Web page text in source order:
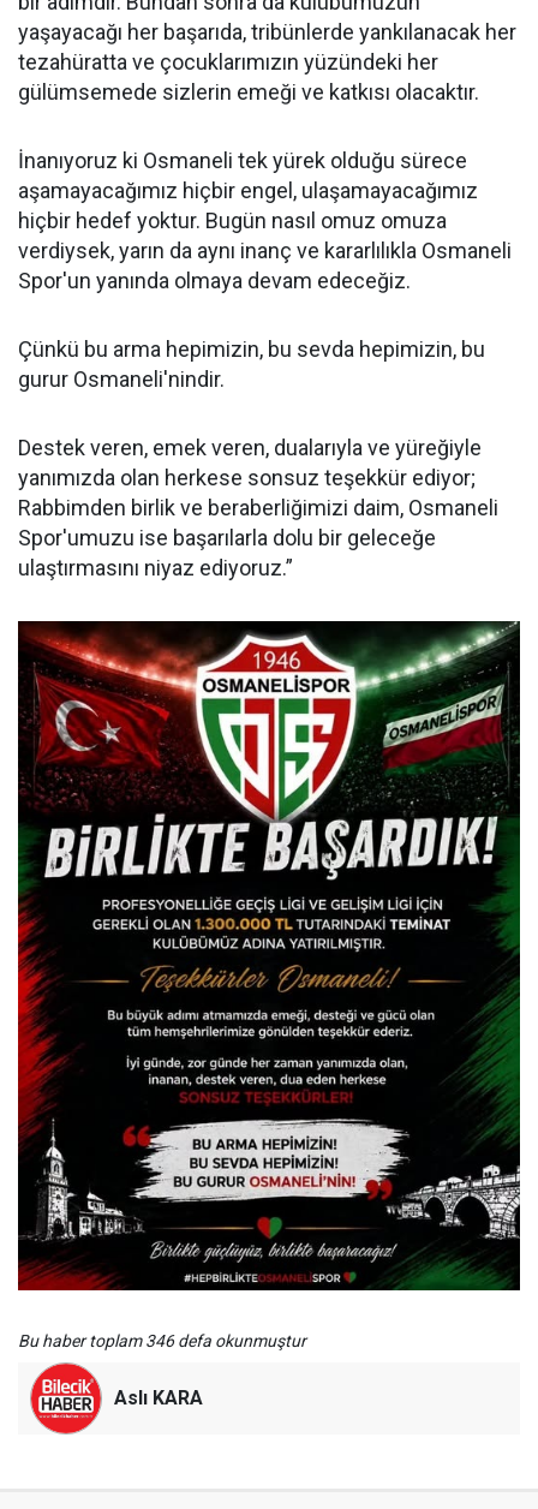
yaşayacağı her başarıda, tribünlerde yankılanacak her
tezahüratta ve çocuklarımızın yüzündeki her
gülümsemede sizlerin emeği ve katkısı olacaktır.
İnanıyoruz ki Osmaneli tek yürek olduğu sürece
aşamayacağımız hiçbir engel, ulaşamayacağımız
hiçbir hedef yoktur. Bugün nasıl omuz omuza
verdiysek, yarın da aynı inanç ve kararlılıkla Osmaneli
Spor'un yanında olmaya devam edeceğiz.
Çünkü bu arma hepimizin, bu sevda hepimizin, bu
gurur Osmaneli'nindir.
Destek veren, emek veren, dualarıyla ve yüreğiyle
yanımızda olan herkese sonsuz teşekkür ediyor;
Rabbimden birlik ve beraberliğimizi daim, Osmaneli
Spor'umuzu ise başarılarla dolu bir geleceğe
ulaştırmasını niyaz ediyoruz.”
Bu haber toplam 346 defa okunmuştur
Aslı KARA